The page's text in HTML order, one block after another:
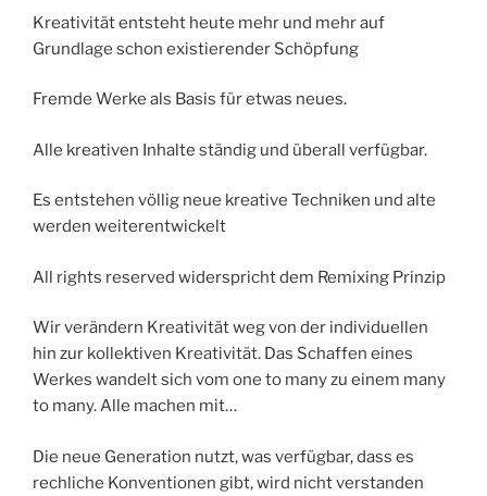
Kreativität entsteht heute mehr und mehr auf
Grundlage schon existierender Schöpfung
Fremde Werke als Basis für etwas neues.
Alle kreativen Inhalte ständig und überall verfügbar.
Es entstehen völlig neue kreative Techniken und alte
werden weiterentwickelt
All rights reserved widerspricht dem Remixing Prinzip
Wir verändern Kreativität weg von der individuellen
hin zur kollektiven Kreativität. Das Schaffen eines
Werkes wandelt sich vom one to many zu einem many
to many. Alle machen mit…
Die neue Generation nutzt, was verfügbar, dass es
rechliche Konventionen gibt, wird nicht verstanden